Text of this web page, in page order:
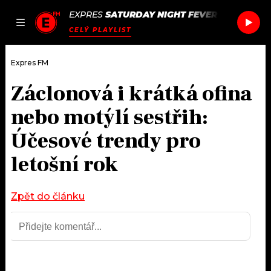
JAK
SEZNAM.CZ
EXPRES SATURDAY NIGHT FEVER
CELÝ PLAYLIST
DOMŮ
ČLÁNKY
AKTUÁLNĚ
HUDBA
PODCASTY
JAK NALADIT
RÁDIO
Expres FM
Záclonová i krátká ofina
nebo motýlí sestřih:
Účesové trendy pro
letošní rok
Zpět do článku